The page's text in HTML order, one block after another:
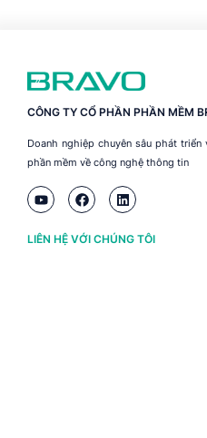
CÔNG TY CỔ PHẦN PHẦN MỀM
Doanh nghiệp chuyên sâu phát
phần mềm về công nghệ thông tin
LIÊN HỆ VỚI CHÚNG TÔI